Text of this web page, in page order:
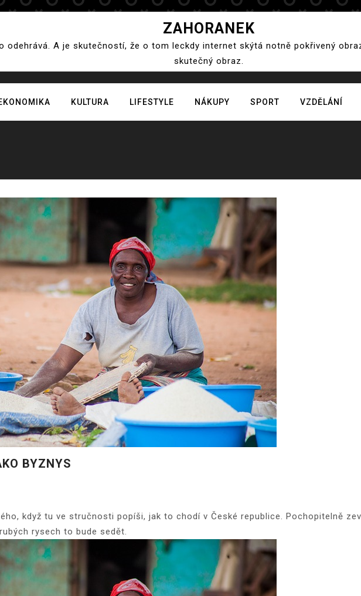
ZAHORANEK
odehrává. A je skutečností, že o tom leckdy internet skýtá notně pokřivený
skutečný obraz.
KULTURA LIFESTYLE NÁKUPY SPORT VZDĚLÁNÍ
BYZNYS
když tu ve stručnosti popíši, jak to chodí v České republice. Pochopitelně
rysech to bude sedět.